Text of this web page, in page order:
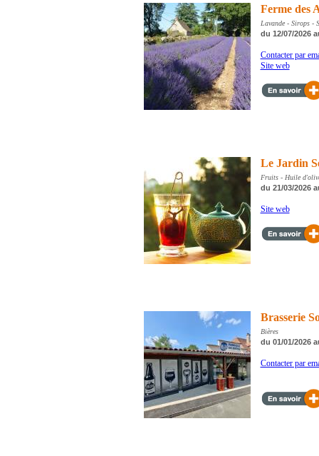
Ferme des
Lavande - Sirops -
du 12/07/2026
Contacter par
Site web
Le Jardin
Fruits - Huile
du 21/03/2026
Site web
Brasserie
Bières
du 01/01/2026
Contacter par